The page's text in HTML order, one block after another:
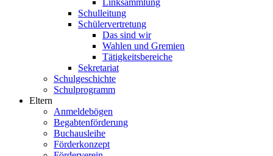
Schulleitung
Schülervertretung
Das sind wir
Wahlen und Gremien
Tätigkeitsbereiche
Sekretariat
Schulgeschichte
Schulprogramm
Eltern
Anmeldebögen
Begabtenförderung
Buchausleihe
Förderkonzept